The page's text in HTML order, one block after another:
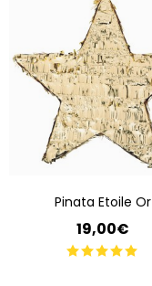
Pinata Etoile Or
19,00€